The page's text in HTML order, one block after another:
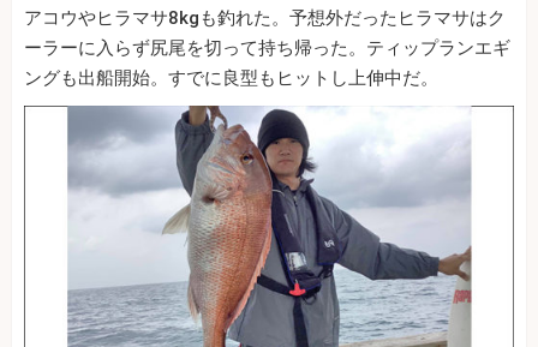
アコウやヒラマサ8kgも釣れた。予想外だったヒラマサはク
ーラーに入らず尻尾を切って持ち帰った。ティップランエギ
ングも出船開始。すでに良型もヒットし上伸中だ。